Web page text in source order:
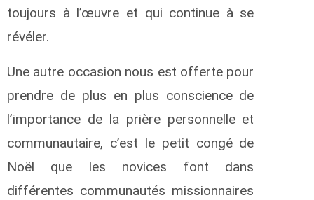
toujours à l’œuvre et qui continue à se
révéler.
Une autre occasion nous est offerte pour
prendre de plus en plus conscience de
l’importance de la prière personnelle et
communautaire, c’est le petit congé de
Noël que les novices font dans
différentes communautés missionnaires